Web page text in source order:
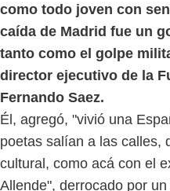
como todo joven con
caída de Madrid fue un
tanto como el golpe
director ejecutivo de la
Fernando Saez.
Él, agregó, "vivió una
poetas salían a las calles,
cultural, como acá con el
Allende", derrocado por